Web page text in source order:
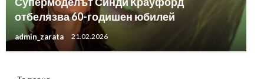
отбелязва 60-годишен юбилей
admin_zarata 21.02.2026